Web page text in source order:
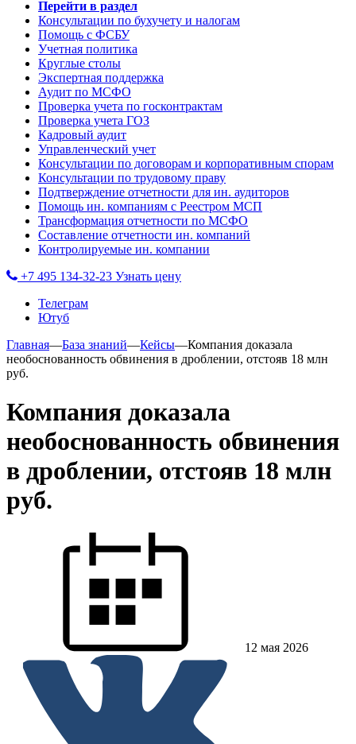
Перейти в раздел
Консультации по бухучету и налогам
Помощь с ФСБУ
Учетная политика
Круглые столы
Экспертная поддержка
Аудит по МСФО
Проверка учета по госконтрактам
Проверка учета ГОЗ
Кадровый аудит
Управленческий учет
Консультации по договорам и корпоративным спорам
Консультации по трудовому праву
Подтверждение отчетности для ин. аудиторов
Помощь ин. компаниям с Реестром МСП
Трансформация отчетности по МСФО
Составление отчетности ин. компаний
Контролируемые ин. компании
+7 495 134-32-23 Узнать цену
Телеграм
Ютуб
Главная—База знаний—Кейсы—Компания доказала
необоснованность обвинения в дроблении, отстояв 18 млн
руб.
Компания доказала
необоснованность обвинения
в дроблении, отстояв 18 млн
руб.
12 мая 2026